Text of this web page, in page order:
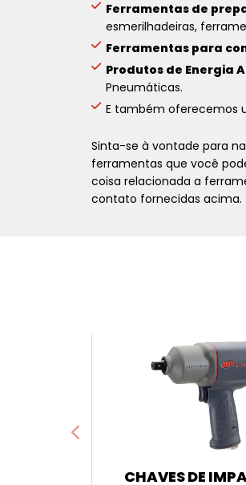
Ferramentas de
esmerilhadeiras,
Ferramentas para
Produtos de Energia
Pneumáticas.
E também oferecemos
Sinta-se à vontade para
ferramentas que você
coisa relacionada a
contato fornecidas acima.
CHAVES DE